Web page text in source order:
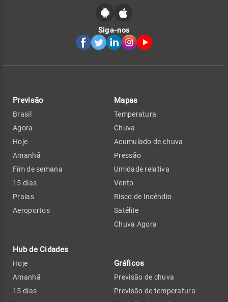
Siga-nos
Previsão
Brasil
Agora
Hoje
Amanhã
Fim de semana
15 dias
Praias
Aeroportos
Hub de Cidades
Hoje
Amanhã
15 dias
Mapas
Temperatura
Chuva
Acumulado de chuva
Pressão
Umidade relativa
Vento
Risco de Incêndio
Satélite
Chuva Agora
Gráficos
Previsão de chuva
Previsão de temperatura